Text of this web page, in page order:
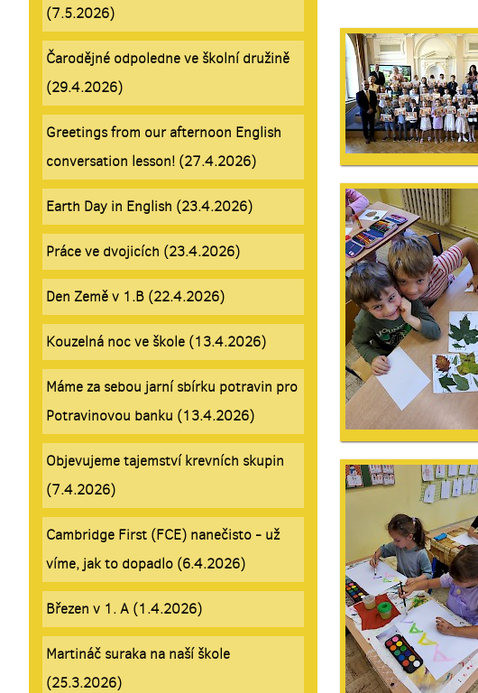
(7.5.2026)
Čarodějné odpoledne ve školní družině
(29.4.2026)
Greetings from our afternoon English
conversation lesson! (27.4.2026)
Earth Day in English (23.4.2026)
Práce ve dvojicích (23.4.2026)
Den Země v 1.B (22.4.2026)
Kouzelná noc ve škole (13.4.2026)
Máme za sebou jarní sbírku potravin pro
Potravinovou banku (13.4.2026)
Objevujeme tajemství krevních skupin
(7.4.2026)
Cambridge First (FCE) nanečisto - už
víme, jak to dopadlo (6.4.2026)
Březen v 1. A (1.4.2026)
Martináč suraka na naší škole
(25.3.2026)